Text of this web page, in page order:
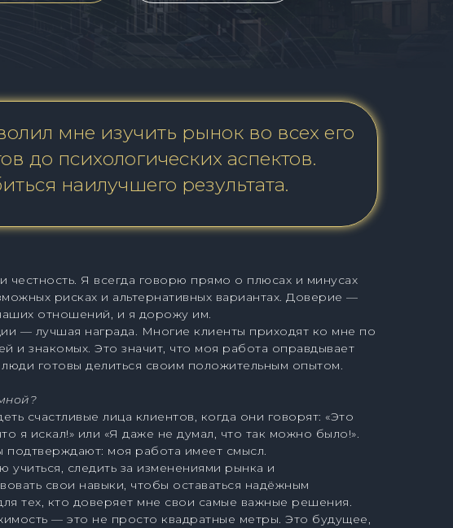
мне изучить рынок во всех его
до психологических аспектов.
наилучшего результата.
честность. Я всегда говорю прямо о плюсах и минусах
рисках и альтернативных вариантах. Доверие —
отношений, и я дорожу им.
— лучшая награда. Многие клиенты приходят ко мне по
и знакомых. Это значит, что моя работа оправдывает
готовы делиться своим положительным опытом.
счастливые лица клиентов, когда они говорят: «Это
я искал!» или «Я даже не думал, что так можно было!».
подтверждают: моя работа имеет смысл.
учиться, следить за изменениями рынка и
свои навыки, чтобы оставаться надёжным
тех, кто доверяет мне свои самые важные решения.
— это не просто квадратные метры. Это будущее,